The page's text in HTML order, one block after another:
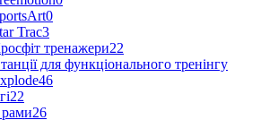
0
Trac3
тренажери22
для функціонального тренінгу
46
22
26